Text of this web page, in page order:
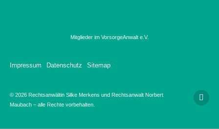
Mitglieder im VorsorgeAnwalt e.V.
Impressum Datenschutz Sitemap
© 2026 Rechtsanwältin Silke Merkens und Rechtsanwalt Norbert
Maubach – alle Rechte vorbehalten.